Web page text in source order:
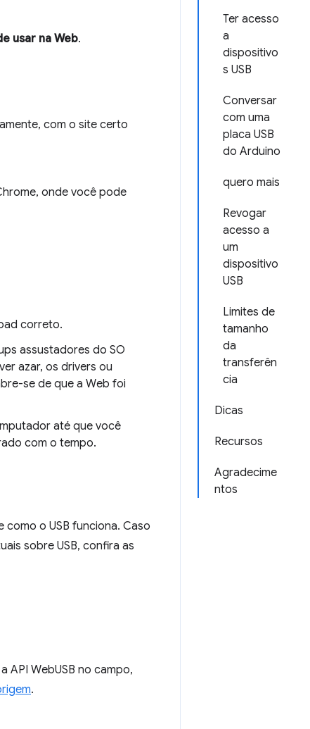
Ter acesso
a
dispositivo
s USB
Conversar
com uma
placa USB
do Arduino
quero mais
Revogar
acesso a
um
dispositivo
USB
Limites de
tamanho
da
transferên
cia
Dicas
Recursos
Agradecime
ntos
usar na Web.
com o site certo
onde você pode
correto.
assustadores do SO
azar, os drivers ou
se de que a Web foi
até que você
com o tempo.
o USB funciona. Caso
sobre USB, confira as
API WebUSB no campo,
.